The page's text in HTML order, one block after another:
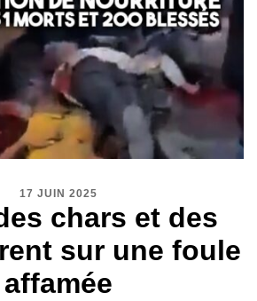
17 JUIN 2025
chars et des
sur une foule
affamée